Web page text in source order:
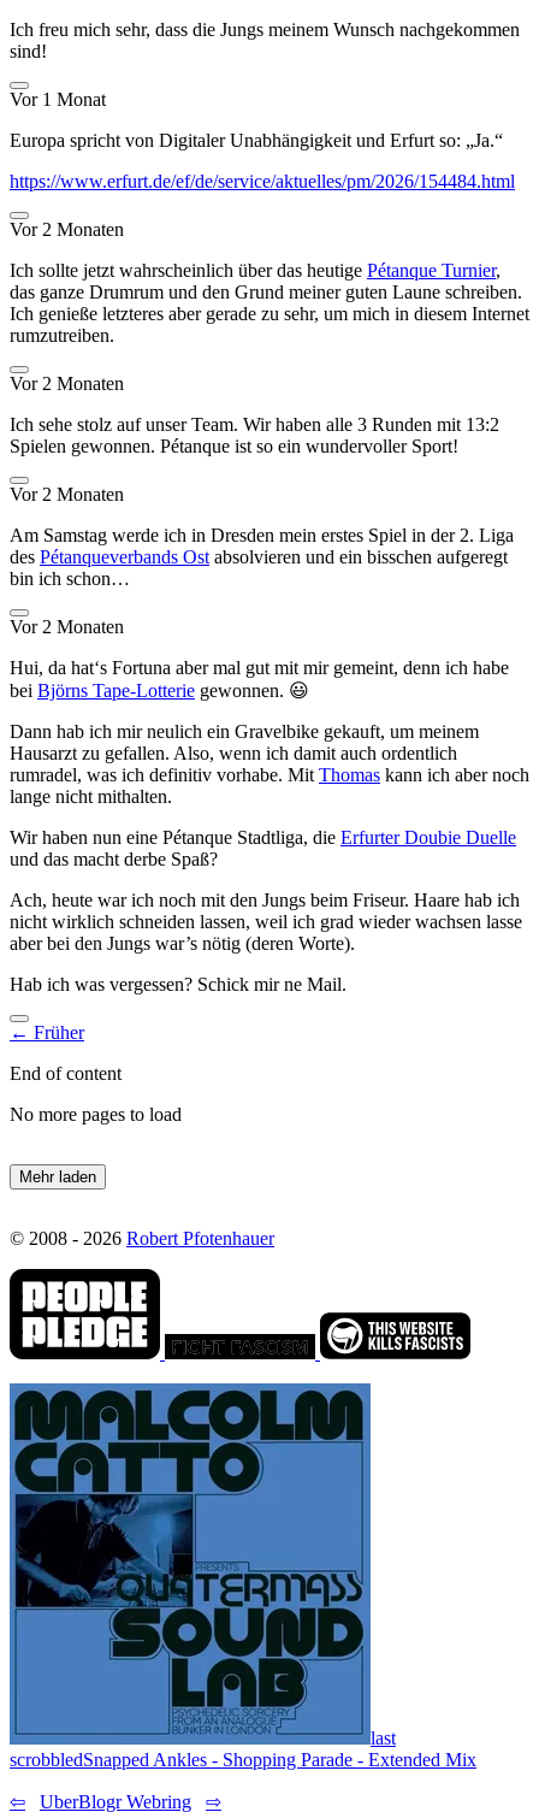
Ich freu mich sehr, dass die Jungs meinem Wunsch nachgekommen
sind!
Vor 1 Monat
Europa spricht von Digitaler Unabhängigkeit und Erfurt so: „Ja.“
https://www.erfurt.de/ef/de/service/aktuelles/pm/2026/154484.html
Vor 2 Monaten
Ich sollte jetzt wahrscheinlich über das heutige Pétanque Turnier,
das ganze Drumrum und den Grund meiner guten Laune schreiben.
Ich genieße letzteres aber gerade zu sehr, um mich in diesem Internet
rumzutreiben.
Vor 2 Monaten
Ich sehe stolz auf unser Team. Wir haben alle 3 Runden mit 13:2
Spielen gewonnen. Pétanque ist so ein wundervoller Sport!
Vor 2 Monaten
Am Samstag werde ich in Dresden mein erstes Spiel in der 2. Liga
des Pétanqueverbands Ost absolvieren und ein bisschen aufgeregt
bin ich schon…
Vor 2 Monaten
Hui, da hat‘s Fortuna aber mal gut mit mir gemeint, denn ich habe
bei Björns Tape-Lotterie gewonnen. 😃
Dann hab ich mir neulich ein Gravelbike gekauft, um meinem
Hausarzt zu gefallen. Also, wenn ich damit auch ordentlich
rumradel, was ich definitiv vorhabe. Mit Thomas kann ich aber noch
lange nicht mithalten.
Wir haben nun eine Pétanque Stadtliga, die Erfurter Doubie Duelle
und das macht derbe Spaß?
Ach, heute war ich noch mit den Jungs beim Friseur. Haare hab ich
nicht wirklich schneiden lassen, weil ich grad wieder wachsen lasse
aber bei den Jungs war’s nötig (deren Worte).
Hab ich was vergessen? Schick mir ne Mail.
← Früher
End of content
No more pages to load
Mehr laden
© 2008 - 2026 Robert Pfotenhauer
last
scrobbledSnapped Ankles - Shopping Parade - Extended Mix
⇦ UberBlogr Webring ⇨